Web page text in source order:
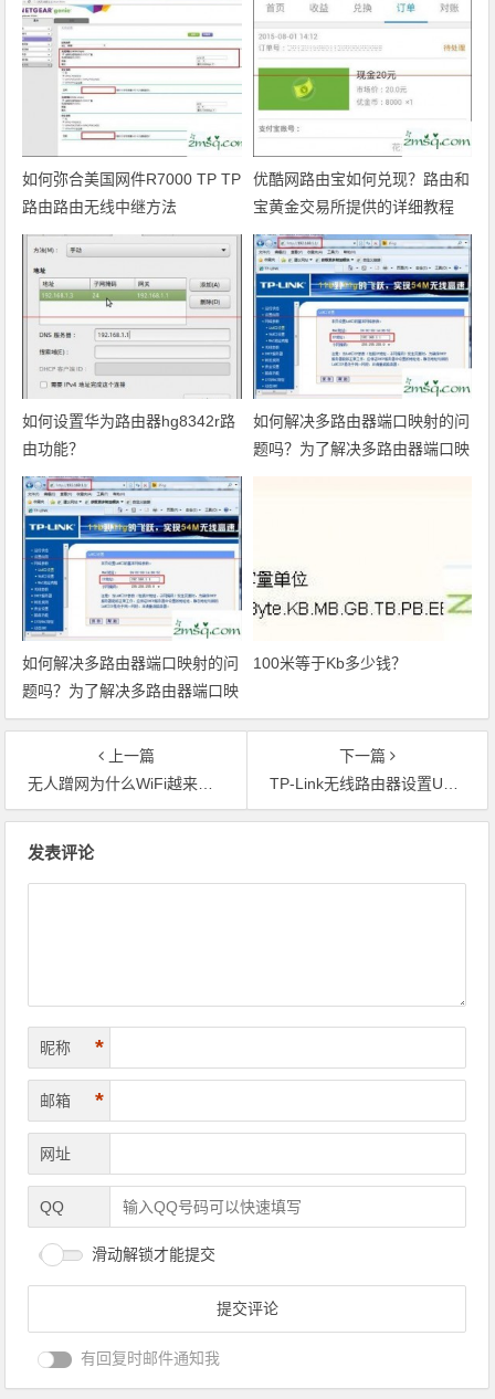
如何弥合美国网件R7000 TP TP
路由路由无线中继方法
优酷网路由宝如何兑现？路由和
宝黄金交易所提供的详细教程
如何设置华为路由器hg8342r路
由功能？
如何解决多路由器端口映射的问
题吗？为了解决多路由器端口映
如何解决多路由器端口映射的问
题吗？为了解决多路由器端口映
射的方法
100米等于Kb多少钱？
上一篇
无人蹭网为什么WiFi越来越慢
下一篇
TP-Link无线路由器设置USB网络共享的方法
发表评论
昵称 *
邮箱 *
网址
QQ
滑动解锁才能提交
有回复时邮件通知我